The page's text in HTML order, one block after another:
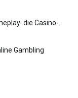
die Casino-
Gambling